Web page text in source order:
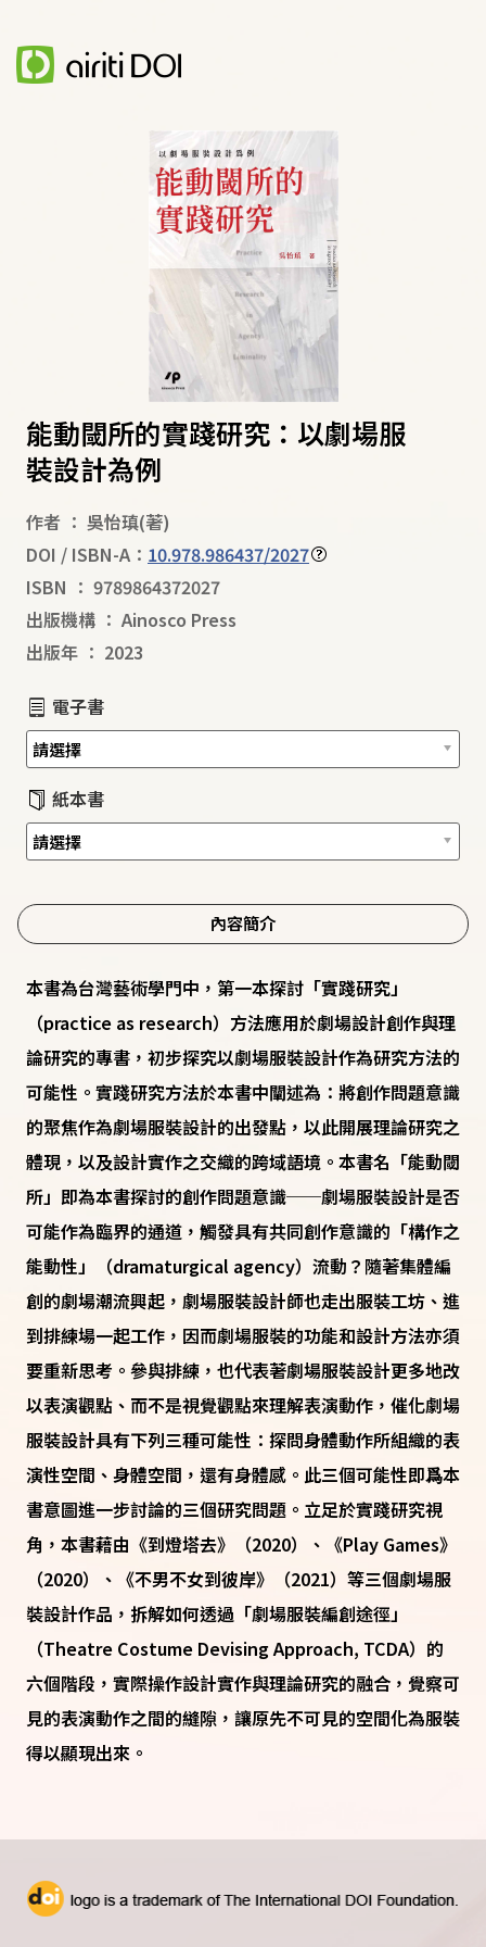
能動閾所的實踐研究：以劇場服
裝設計為例
作者 ： 吳怡瑱(著)
DOI / ISBN-A： 10.978.986437/2027
ISBN ： 9789864372027
出版機構 ： Ainosco Press
出版年 ： 2023
電子書
紙本書
內容簡介
本書為台灣藝術學門中，第一本探討「實踐研究」
（practice as research）方法應用於劇場設計創作與理
論研究的專書，初步探究以劇場服裝設計作為研究方法的
可能性。實踐研究方法於本書中闡述為：將創作問題意識
的聚焦作為劇場服裝設計的出發點，以此開展理論研究之
體現，以及設計實作之交織的跨域語境。本書名「能動閾
所」即為本書探討的創作問題意識──劇場服裝設計是否
可能作為臨界的通道，觸發具有共同創作意識的「構作之
能動性」（dramaturgical agency）流動？隨著集體編
創的劇場潮流興起，劇場服裝設計師也走出服裝工坊、進
到排練場一起工作，因而劇場服裝的功能和設計方法亦須
要重新思考。參與排練，也代表著劇場服裝設計更多地改
以表演觀點、而不是視覺觀點來理解表演動作，催化劇場
服裝設計具有下列三種可能性：探問身體動作所組織的表
演性空間、身體空間，還有身體感。此三個可能性即爲本
書意圖進一步討論的三個研究問題。立足於實踐研究視
角，本書藉由《到燈塔去》（2020）、《Play Games》
（2020）、《不男不女到彼岸》（2021）等三個劇場服
裝設計作品，拆解如何透過「劇場服裝編創途徑」
（Theatre Costume Devising Approach, TCDA）的
六個階段，實際操作設計實作與理論研究的融合，覺察可
見的表演動作之間的縫隙，讓原先不可見的空間化為服裝
得以顯現出來。